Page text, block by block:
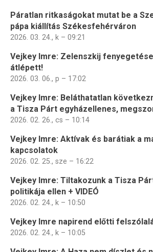
Páratlan ritkaságokat mutat be a
pápa kiállítás Székesfehérváron
2026. 03. 24., k – 09:21
Vejkey Imre: Zelenszkij
átlépett!
2026. 03. 06., p – 17:02
Vejkey Imre: Beláthatatlan
a Tisza Párt egyházellenes,
2026. 02. 26., cs – 10:14
Vejkey Imre: Aktívak és barátiak a
kapcsolatok
2026. 02. 25., sze – 16:22
Vejkey Imre: Tiltakozunk a Tisza
politikája ellen + VIDEÓ
2026. 02. 24., k – 10:50
Vejkey Imre napirend előtti
2026. 02. 24., k – 10:05